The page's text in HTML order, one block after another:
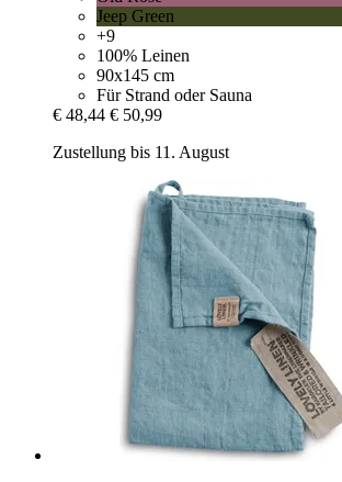
Jeep Green
+9
100% Leinen
90x145 cm
Für Strand oder Sauna
€ 48,44 € 50,99
Zustellung bis 11. August